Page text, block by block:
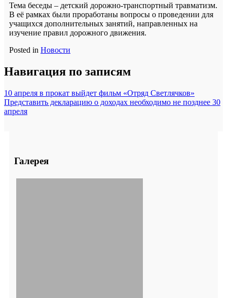
Тема беседы – детский дорожно-транспортный травматизм.
В её рамках были проработаны вопросы о проведении для
учащихся дополнительных занятий, направленных на
изучение правил дорожного движения.
Posted in Новости
Навигация по записям
10 апреля в прокат выйдет фильм «Отряд Светлячков»
Представить декларацию о доходах необходимо не позднее 30
апреля
Галерея